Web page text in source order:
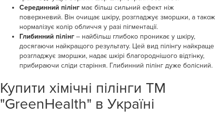
Серединний пілінг має більш сильний ефект ніж
поверхневий. Він очищає шкіру, розгладжує зморшки, а також
нормалізує колір обличчя у разі пігментації.
Глибинний пілінг – найбільш глибоко проникає у шкіру,
досягаючи найкращого результату. Цей вид пілінгу найкраще
розгладжує зморшки, надає шкірі благороднішого відтінку,
прибираючи сліди старіння. Глибинний пілінг дуже болісний.
Купити хімічні пілінги ТМ
"GreenHealth" в Україні